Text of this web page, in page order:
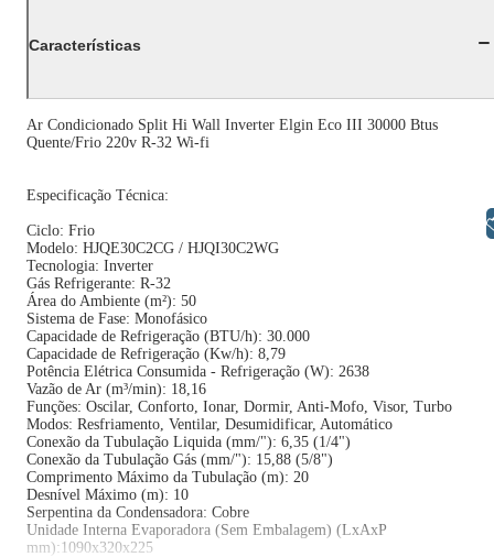
Características
Ar Condicionado Split Hi Wall Inverter Elgin Eco III 30000 Btus
Quente/Frio 220v R-32 Wi-fi
Especificação Técnica:
Ciclo: Frio
Modelo: HJQE30C2CG / HJQI30C2WG
Tecnologia: Inverter
Gás Refrigerante: R-32
Área do Ambiente (m²): 50
Sistema de Fase: Monofásico
Capacidade de Refrigeração (BTU/h): 30.000
Capacidade de Refrigeração (Kw/h): 8,79
Potência Elétrica Consumida - Refrigeração (W): 2638
Vazão de Ar (m³/min): 18,16
Funções: Oscilar, Conforto, Ionar, Dormir, Anti-Mofo, Visor, Turbo
Modos: Resfriamento, Ventilar, Desumidificar, Automático
Conexão da Tubulação Liquida (mm/"): 6,35 (1/4")
Conexão da Tubulação Gás (mm/"): 15,88 (5/8")
Comprimento Máximo da Tubulação (m): 20
Desnível Máximo (m): 10
Serpentina da Condensadora: Cobre
Unidade Interna Evaporadora (Sem Embalagem) (LxAxP
mm):1090x320x225